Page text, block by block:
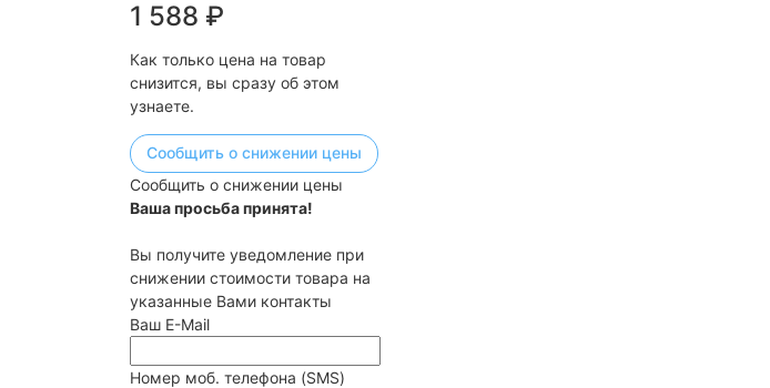
1 588 ₽
Как только цена на товар
снизится, вы сразу об этом
узнаете.
Сообщить о снижении цены
Сообщить о снижении цены
Ваша просьба принята!
Вы получите уведомление при
снижении стоимости товара на
указанные Вами контакты
Ваш E-Mail
Номер моб. телефона (SMS)